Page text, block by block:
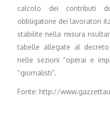
calcolo dei contributi
obbligatorie dei lavoratori
stabilite nella misura
tabelle allegate al
nelle sezioni “operai e
“giornalisti”.
Fonte: http://